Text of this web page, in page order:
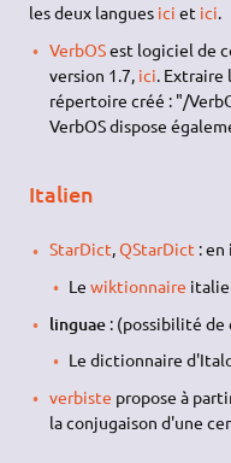
les deux langues ici et ici.
VerbOSest logiciel de
version 1.7, ici. Extraire
répertoire créé : "/
VerbOS dispose
Italien
StarDict,QStarDict : en
Lewiktionnaire
linguae: (possibilité de
Le dictionnaire d'Italo
verbiste propose à
la conjugaison d'une